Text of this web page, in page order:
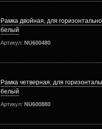
Рамка двойная, для
белый
Артикул: NU600480
Рамка четверная, для
белый
Артикул: NU600880